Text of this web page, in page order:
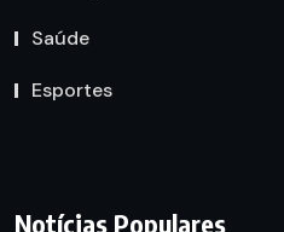
Saúde
Esportes
Notícias Populares